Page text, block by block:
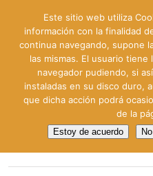
Este sitio web utiliza
información con la finalidad
continua navegando, supone
las mismas. El usuario
navegador pudiendo, si
instaladas en su disco duro,
que dicha acción podrá
de la
Estoy de acuerdo No